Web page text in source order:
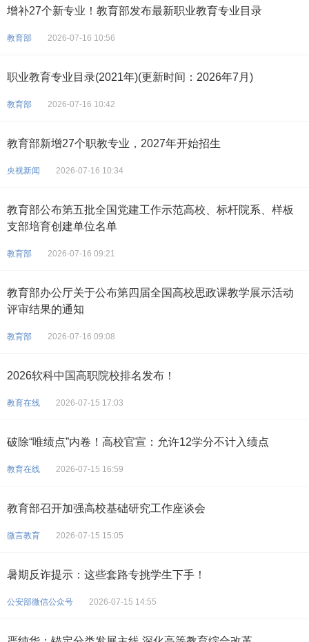
增补27个新专业！教育部发布最新职业教育专业目录
教育部 2026-07-16 10:56
职业教育专业目录(2021年)(更新时间：2026年7月)
教育部 2026-07-16 10:42
教育部新增27个职教专业，2027年开始招生
央视新闻 2026-07-16 10:34
教育部公布第五批全国党建工作示范高校、标杆院系、样板
支部培育创建单位名单
教育部 2026-07-16 09:21
教育部办公厅关于公布第四届全国高校思政课教学展示活动
评审结果的通知
教育部 2026-07-16 09:08
2026软科中国高职院校排名发布！
教育在线 2026-07-15 17:03
破除“唯绩点”内卷！高校官宣：允许12学分不计入绩点
教育在线 2026-07-15 16:59
教育部召开加强高校基础研究工作座谈会
微言教育 2026-07-15 15:05
暑期反诈提示：这些套路专挑学生下手！
公安部微信公众号 2026-07-15 14:55